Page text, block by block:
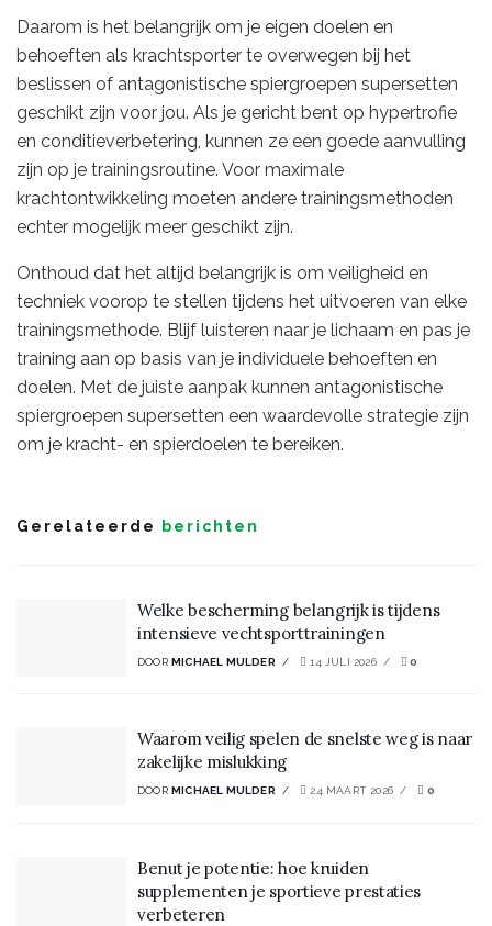
Daarom is het belangrijk om je eigen doelen en
behoeften als krachtsporter te overwegen bij het
beslissen of antagonistische spiergroepen supersetten
geschikt zijn voor jou. Als je gericht bent op hypertrofie
en conditieverbetering, kunnen ze een goede aanvulling
zijn op je trainingsroutine. Voor maximale
krachtontwikkeling moeten andere trainingsmethoden
echter mogelijk meer geschikt zijn.
Onthoud dat het altijd belangrijk is om veiligheid en
techniek voorop te stellen tijdens het uitvoeren van elke
trainingsmethode. Blijf luisteren naar je lichaam en pas je
training aan op basis van je individuele behoeften en
doelen. Met de juiste aanpak kunnen antagonistische
spiergroepen supersetten een waardevolle strategie zijn
om je kracht- en spierdoelen te bereiken.
Gerelateerde berichten
Welke bescherming belangrijk is tijdens
intensieve vechtsporttrainingen
DOOR MICHAEL MULDER 14 JULI 2026 0
Waarom veilig spelen de snelste weg is naar
zakelijke mislukking
DOOR MICHAEL MULDER 24 MAART 2026 0
Benut je potentie: hoe kruiden
supplementen je sportieve prestaties
verbeteren